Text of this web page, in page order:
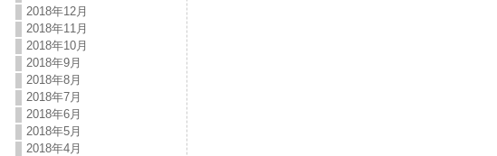
2018年12月
2018年11月
2018年10月
2018年9月
2018年8月
2018年7月
2018年6月
2018年5月
2018年4月